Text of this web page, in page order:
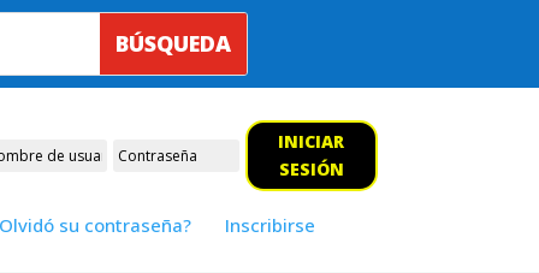
INICIAR
SESIÓN
su contraseña? Inscribirse